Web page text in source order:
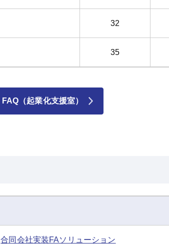
32
35
FAQ（起業化支援室）
合同会社実装FAソリューション